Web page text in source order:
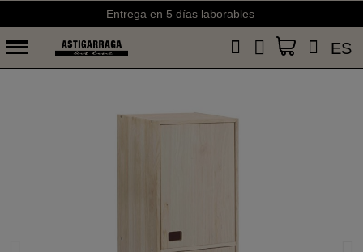
Entrega en 5 días laborables
ES